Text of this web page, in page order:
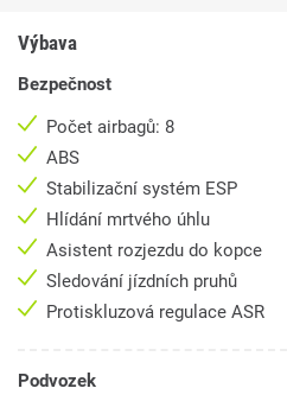
Výbava
Bezpečnost
Počet airbagů: 8
ABS
Stabilizační systém ESP
Hlídání mrtvého úhlu
Asistent rozjezdu do kopce
Sledování jízdních pruhů
Protiskluzová regulace ASR
Podvozek